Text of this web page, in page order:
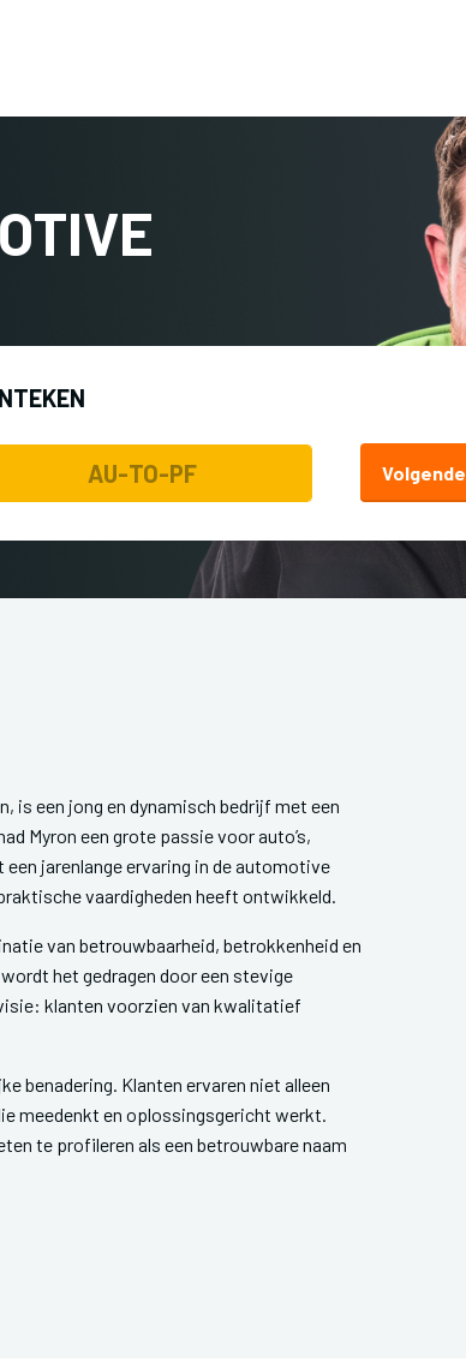
Volgende
is een jong en dynamisch bedrijf met een
Myron een grote passie voor auto’s,
jarenlange ervaring in de automotive
vaardigheden heeft ontwikkeld.
van betrouwbaarheid, betrokkenheid en
het gedragen door een stevige
klanten voorzien van kwalitatief
benadering. Klanten ervaren niet alleen
meedenkt en oplossingsgericht werkt.
te profileren als een betrouwbare naam